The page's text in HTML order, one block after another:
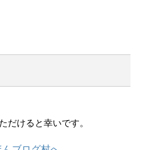
だけると幸いです。